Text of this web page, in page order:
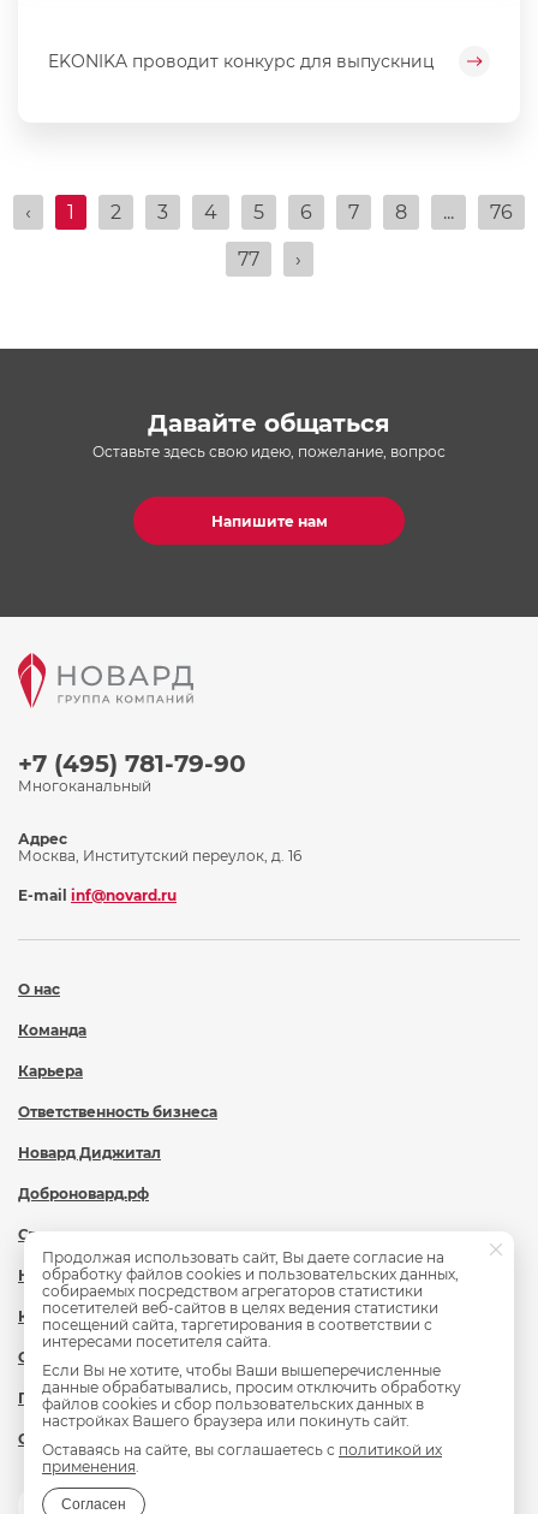
EKONIKA проводит конкурс для выпускниц
‹ 1 2 3 4 5 6 7 8 ... 76
77 ›
Давайте общаться
Оставьте здесь свою идею, пожелание, вопрос
Напишите нам
+7 (495) 781-79-90
Многоканальный
О нас
Команда
Карьера
Ответственность бизнеса
Новард Диджитал
Доброновард.рф
Статьи
Новости
Контакты
Охрана труда
Политика обработки персональных данных
Сведения об образовательной организации
Адрес
Москва, Институтский переулок, д. 16
E-mail inf@novard.ru
Продолжая использовать сайт, Вы даете согласие на
обработку файлов cookies и пользовательских данных,
собираемых посредством агрегаторов статистики
посетителей веб-сайтов в целях ведения статистики
посещений сайта, таргетирования в соответствии с
интересами посетителя сайта.
Если Вы не хотите, чтобы Ваши вышеперечисленные
данные обрабатывались, просим отключить обработку
файлов cookies и сбор пользовательских данных в
настройках Вашего браузера или покинуть сайт.
Оставаясь на сайте, вы соглашаетесь с политикой их
применения.
Согласен